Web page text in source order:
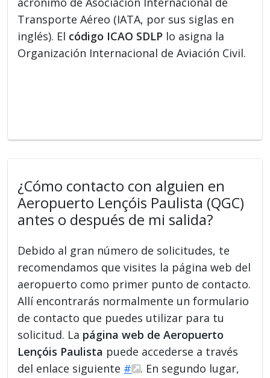
Transporte Aéreo (IATA, por sus siglas en
inglés). El código ICAO SDLP lo asigna la
Organización Internacional de Aviación Civil.
¿Cómo contacto con alguien en
Aeropuerto Lençóis Paulista (QGC)
antes o después de mi salida?
Debido al gran número de solicitudes, te
recomendamos que visites la página web del
aeropuerto como primer punto de contacto.
Allí encontrarás normalmente un formulario
de contacto que puedes utilizar para tu
solicitud. La página web de Aeropuerto
Lençóis Paulista puede accederse a través
del enlace siguiente #
. En segundo lugar,